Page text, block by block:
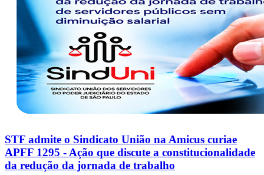
STF admite o Sindicato União na Amicus curiae
APFF 1295 - Ação que discute a constitucionalidade
da redução da jornada de trabalho